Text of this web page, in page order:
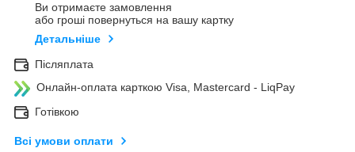
Ви отримаєте замовлення
або гроші повернуться на вашу картку
Детальніше
Післяплата
Онлайн-оплата карткою Visa, Mastercard - LiqPay
Готівкою
Всі умови оплати